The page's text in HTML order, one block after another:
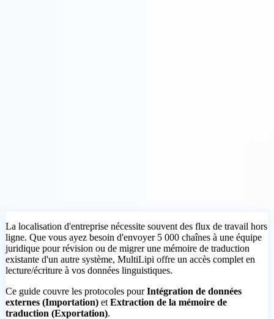
La localisation d'entreprise nécessite souvent des flux de travail hors
ligne. Que vous ayez besoin d'envoyer 5 000 chaînes à une équipe
juridique pour révision ou de migrer une mémoire de traduction
existante d'un autre système, MultiLipi offre un accès complet en
lecture/écriture à vos données linguistiques.
Ce guide couvre les protocoles pourIntégration de données
externes (Importation) et Extraction de la mémoire de
traduction (Exportation).